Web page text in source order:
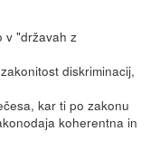
v "državah z
diskriminacij,
kar ti po zakonu
koherentna in